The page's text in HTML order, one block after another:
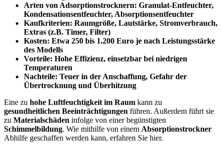
Arten von Adsorptionstrocknern: Granulat-Entfeuchter,
Kondensationsentfeuchter, Absorptionsentfeuchter
Kaufkriterien: Raumgröße, Lautstärke, Stromverbrauch,
Extras (z.B. Timer, Filter)
Kosten: Etwa 250 bis 1.200 Euro je nach Leistungsstärke
des Modells
Vorteile: Hohe Effizienz, einsetzbar bei niedrigen
Temperaturen
Nachteile: Teuer in der Anschaffung, Gefahr der
Übertrocknung und Überhitzung
Eine zu hohe Luftfeuchtigkeit im Raum kann zu
gesundheitlichen Beeinträchtigungen führen. Außerdem führt sie
zu Materialschäden infolge von einer begünstigten
Schimmelbildung. Wie mithilfe von einem Absorptionstrockner
Abhilfe geschaffen werden kann, erfahren Sie hier.